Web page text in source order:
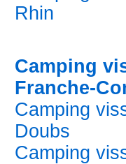
Rhin
Camping
Franche-
Camping
Doubs
Camping